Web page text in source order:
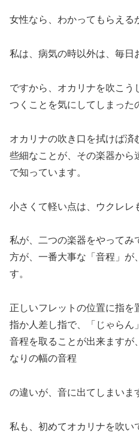
女性なら、わかってもらえる
私は、病気の時以外は、毎日
ですから、オカリナを吹こう
つくことを気にしてしまった
オカリナの吹き口を拭けば済
些細なことが、その楽器から
で知っています。
小さくて軽い点は、ウクレレ
私が、二つの楽器をやってみ
方が、一番大事な「音程」が
す。
正しいフレットの位置に指を
指か人差し指で、「じゃらん
音程を取ることが出来ますが
なりの幅の音程
の違いが、音に出てしまいま
私も、初めてオカリナを吹い